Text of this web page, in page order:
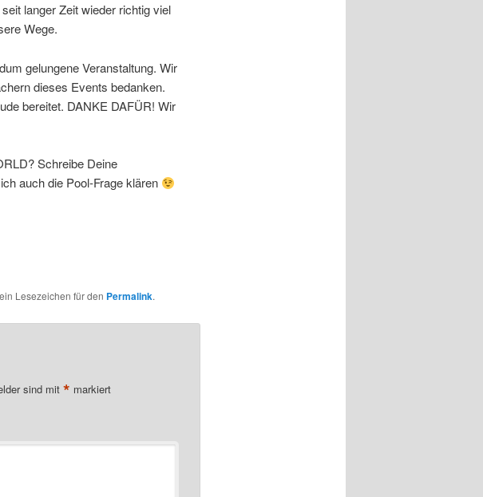
langer Zeit wieder richtig viel
Wege.
gelungene Veranstaltung. Wir
dieses Events bedanken.
bereitet. DANKE DAFÜR! Wir
Schreibe Deine
auch die Pool-Frage klären
Lesezeichen für den Permalink.
sind mit * markiert